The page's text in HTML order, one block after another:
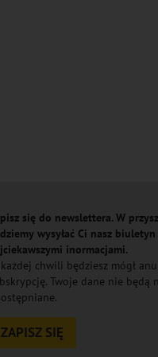
się do newslettera. W
wysyłać Ci nasz biuletyn
inormacjami.
chwili będziesz mógł
Twoje dane nie będą
ZAPISZ SIĘ